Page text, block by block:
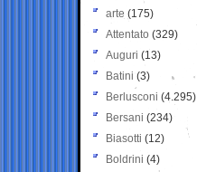
arte (175)
Attentato (329)
Auguri (13)
Batini (3)
Berlusconi (4.295)
Bersani (234)
Biasotti (12)
Boldrini (4)